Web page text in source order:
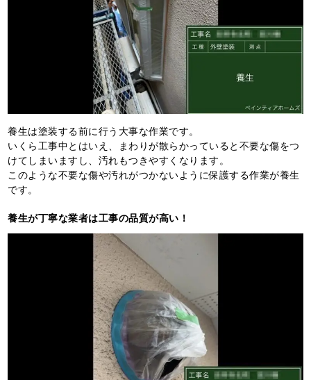
養生は塗装する前に行う大事な作業です。
いくら工事中とはいえ、まわりが散らかっていると不要な傷をつ
けてしまいますし、汚れもつきやすくなります。
このような不要な傷や汚れがつかないように保護する作業が養生
です。
養生が丁寧な業者は工事の品質が高い！